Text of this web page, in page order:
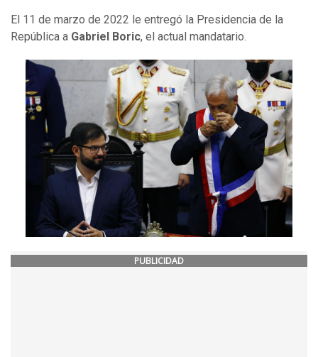
El 11 de marzo de 2022 le entregó la Presidencia de la
República a Gabriel Boric, el actual mandatario.
PUBLICIDAD